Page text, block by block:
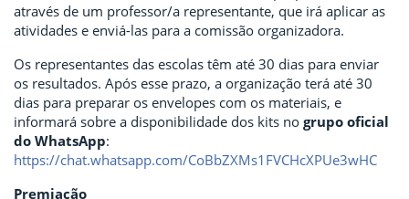
através de um professor/a representante, que irá aplicar as
atividades e enviá-las para a comissão organizadora.
Os representantes das escolas têm até 30 dias para enviar
os resultados. Após esse prazo, a organização terá até 30
dias para preparar os envelopes com os materiais, e
informará sobre a disponibilidade dos kits no grupo oficial
do WhatsApp:
https://chat.whatsapp.com/CoBbZXMs1FVCHcXPUe3wHC
Premiação